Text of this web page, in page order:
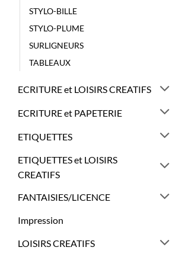
STYLO-BILLE
STYLO-PLUME
SURLIGNEURS
TABLEAUX
ECRITURE et LOISIRS CREATIFS
ECRITURE et PAPETERIE
ETIQUETTES
ETIQUETTES et LOISIRS
CREATIFS
FANTAISIES/LICENCE
Impression
LOISIRS CREATIFS